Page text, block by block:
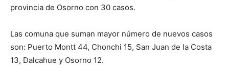
provincia de Osorno con 30 casos.
Las comuna que suman mayor número de nuevos casos
son: Puerto Montt 44, Chonchi 15, San Juan de la Costa
13, Dalcahue y Osorno 12.